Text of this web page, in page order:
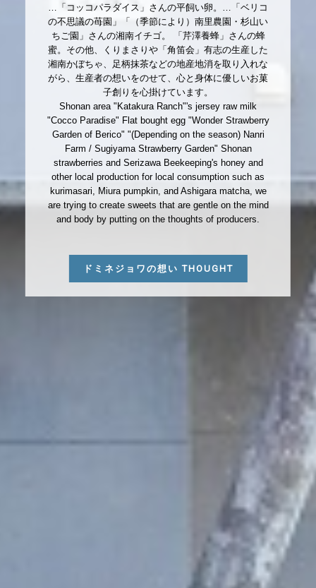
…「コッコパラダイス」さんの平飼い卵。…「ベリコ
の不思議の苺園」「（季節により）南里農園・杉山い
ちご園」さんの湘南イチゴ。 「芹澤養蜂」さんの蜂
蜜。その他、くりまさりや「角笛会」有志の生産した
湘南かぼちゃ、足柄抹茶などの地産地消を取り入れな
がら、生産者の想いをのせて、心と身体に優しいお菓
子創りを心掛けています。
Shonan area "Katakura Ranch"'s jersey raw milk
"Cocco Paradise" Flat bought egg "Wonder Strawberry
Garden of Berico" "(Depending on the season) Nanri
Farm / Sugiyama Strawberry Garden" Shonan
strawberries and Serizawa Beekeeping's honey and
other local production for local consumption such as
kurimasari, Miura pumpkin, and Ashigara matcha, we
are trying to create sweets that are gentle on the mind
and body by putting on the thoughts of producers.
ドミネジョワの想い THOUGHT